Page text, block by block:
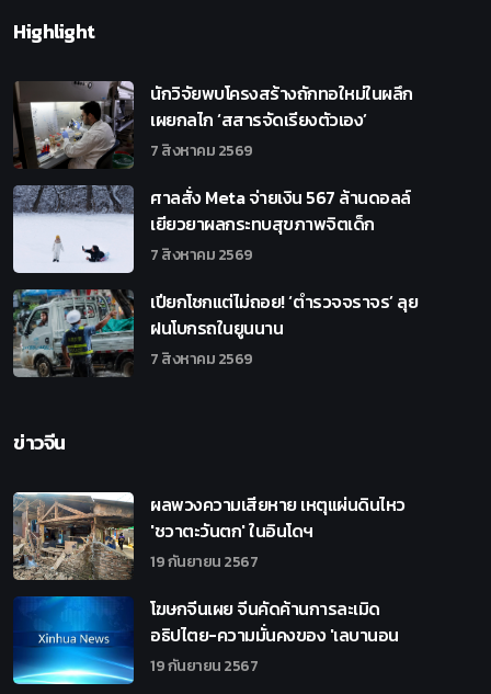
Highlight
นักวิจัยพบโครงสร้างถักทอใหม่ในผลึก
เผยกลไก ‘สสารจัดเรียงตัวเอง’
7 สิงหาคม 2569
ศาลสั่ง Meta จ่ายเงิน 567 ล้านดอลล์
เยียวยาผลกระทบสุขภาพจิตเด็ก
7 สิงหาคม 2569
เปียกโชกแต่ไม่ถอย! ‘ตำรวจจราจร’ ลุย
ฝนโบกรถในยูนนาน
7 สิงหาคม 2569
ข่าวจีน
ผลพวงความเสียหาย เหตุแผ่นดินไหว
'ชวาตะวันตก' ในอินโดฯ
19 กันยายน 2567
โฆษกจีนเผย จีนคัดค้านการละเมิด
อธิปไตย-ความมั่นคงของ 'เลบานอน
19 กันยายน 2567